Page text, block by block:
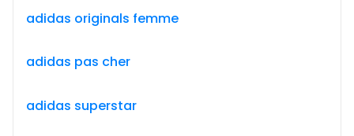
adidas originals femme
adidas pas cher
adidas superstar